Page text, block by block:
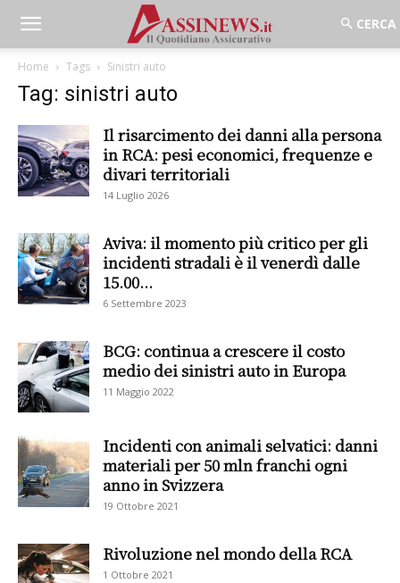
Home Tags Sinistri auto
Tag: sinistri auto
Il risarcimento dei danni alla persona
in RCA: pesi economici, frequenze e
divari territoriali
14 Luglio 2026
Aviva: il momento più critico per gli
incidenti stradali è il venerdì dalle
15.00...
6 Settembre 2023
BCG: continua a crescere il costo
medio dei sinistri auto in Europa
11 Maggio 2022
Incidenti con animali selvatici: danni
materiali per 50 mln franchi ogni
anno in Svizzera
19 Ottobre 2021
Rivoluzione nel mondo della RCA
1 Ottobre 2021